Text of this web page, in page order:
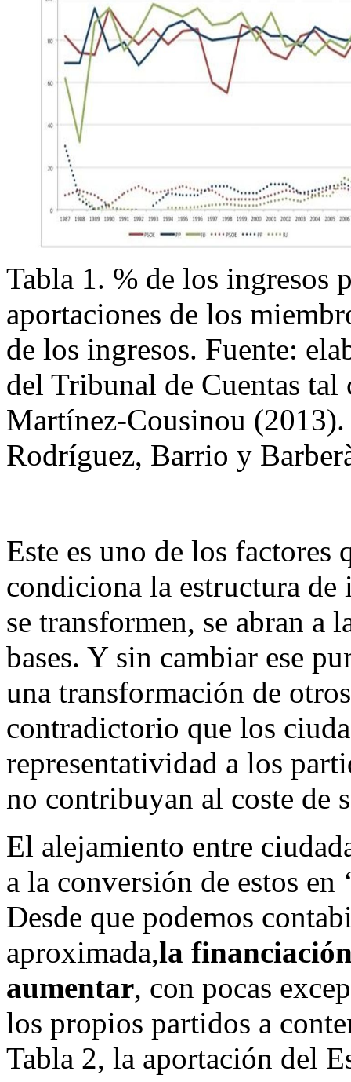
Tabla 1. % de los ingresos
aportaciones de los
de los ingresos. Fuente:
del Tribunal de Cuentas
Martínez-Cousinou
Rodríguez, Barrio y
Este es uno de los factores
condiciona la estructura
se transformen, se abran a
bases. Y sin cambiar ese
una transformación de
contradictorio que los
representatividad a los
no contribuyan al coste de
El alejamiento entre
a la conversión de estos en
Desde que podemos
aproximada,la
aumentar, con pocas
los propios partidos a
Tabla 2, la aportación del